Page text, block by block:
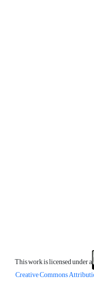
This work is licensed under a
Creative Commons